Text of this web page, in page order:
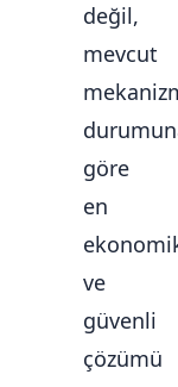
değil,
mevcut
göre
en
ve
güvenli
çözümü